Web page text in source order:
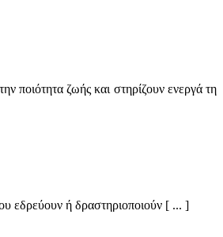
ποιότητα ζωής και στηρίζουν ενεργά τη
εδρεύουν ή δραστηριοποιούν [ ... ]